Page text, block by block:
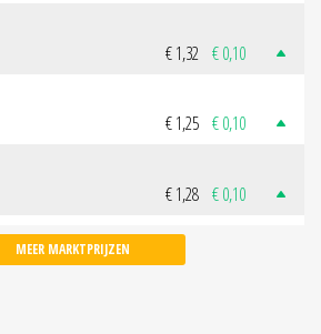
€ 1,32 € 0,10
€ 1,25 € 0,10
€ 1,28 € 0,10
MEER MARKTPRIJZEN